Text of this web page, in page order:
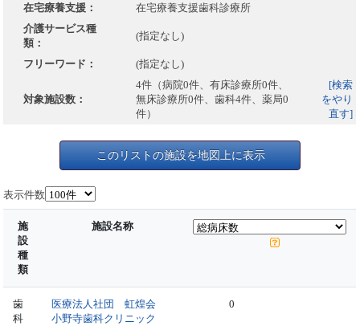
在宅療養支援：
在宅療養支援歯科診療所
介護サービス種
類：
(指定なし)
フリーワード： (指定なし)
対象施設数：
4件（病院0件、有床診療所0件、
無床診療所0件、歯科4件、薬局0
件）
[検索
をやり
直す]
このリストの施設を地図上に表示
表示件数
施
設
種
類
施設名称
歯
科
医療法人社団 虹煌会
小野寺歯科クリニック
0